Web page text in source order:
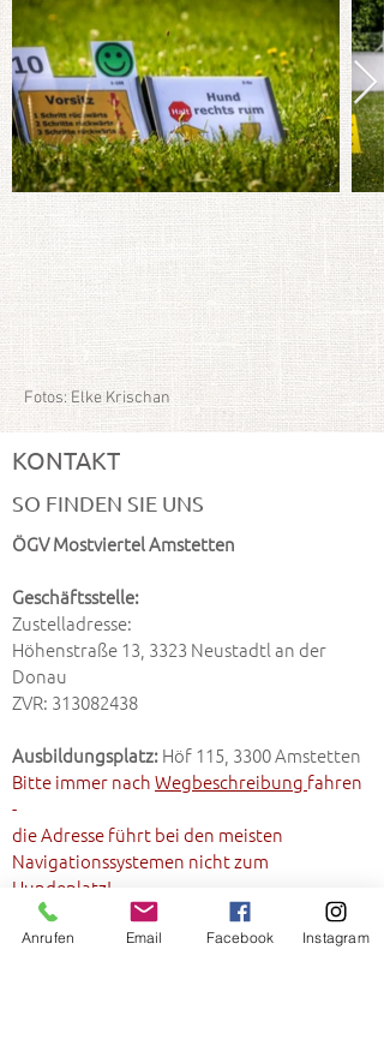
Fotos: Elke Krischan
KONTAKT
SO FINDEN SIE UNS
ÖGV Mostviertel Amstetten
Geschäftsstelle:
Zustelladresse:
Höhenstraße 13, 3323 Neustadtl an der
Donau
ZVR: 313082438
Ausbildungsplatz:Höf 115, 3300 Amstetten
Bitte immer nachWegbeschreibung fahren
-
die Adresse führt bei den meisten
Navigationssystemen nicht zum
Hundeplatz!
E-Mail:hundeschule.amstetten@gmail.com
Anrufen Email Facebook Instagram